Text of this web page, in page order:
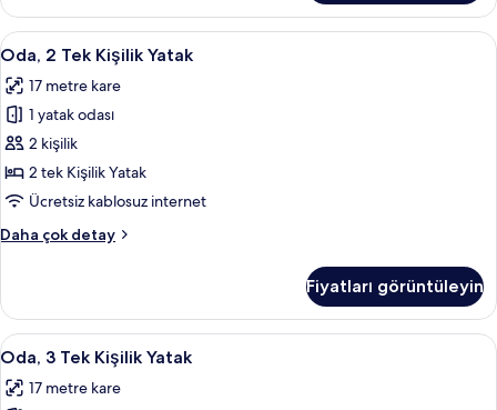
Yatak
hakkında
daha
detay
Oda,
2
Tek
Kişilik
Yatak
için
tüm
görün
Oda, 2 Tek Kişilik Yatak | Anti alerjik
8
Oda, 2 Tek Kişilik Yatak
17 metre kare
1 yatak odası
2 kişilik
2 tek Kişilik Yatak
Ücretsiz kablosuz internet
Daha çok detay
Oda,
Yatak
hakkında
daha
detay
Fiyatları görüntüleyin
Oda,
3
Tek
Oda, 3 Tek Kişilik Yatak | Anti alerjik
7
Oda, 3 Tek Kişilik Yatak
17 metre kare